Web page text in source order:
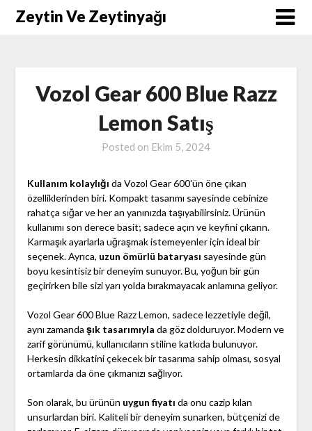
SkipZeytin Ve Zeytinyağı
Vozol Gear 600 Blue Razz
Lemon Satış
Posted on Ekim 5, 2024
Kullanım kolaylığı da Vozol Gear 600'ün öne çıkan
özelliklerinden biri. Kompakt tasarımı sayesinde cebinize
rahatça sığar ve her an yanınızda taşıyabilirsiniz. Ürünün
kullanımı son derece basit; sadece açın ve keyfini çıkarın.
Karmaşık ayarlarla uğraşmak istemeyenler için ideal bir
seçenek. Ayrıca, uzun ömürlü bataryası sayesinde gün
boyu kesintisiz bir deneyim sunuyor. Bu, yoğun bir gün
geçirirken bile sizi yarı yolda bırakmayacak anlamına geliyor.
Vozol Gear 600 Blue Razz Lemon, sadece lezzetiyle değil,
aynı zamanda şık tasarımıyla da göz dolduruyor. Modern ve
zarif görünümü, kullanıcıların stiline katkıda bulunuyor.
Herkesin dikkatini çekecek bir tasarıma sahip olması, sosyal
ortamlarda da öne çıkmanızı sağlıyor.
Son olarak, bu ürünün uygun fiyatı da onu cazip kılan
unsurlardan biri. Kaliteli bir deneyim sunarken, bütçenizi de